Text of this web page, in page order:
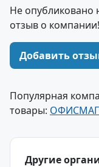
Не опубликовано
отзыв о компании!
Добавить
Популярная
товары: ОФИСМАГ
Другие